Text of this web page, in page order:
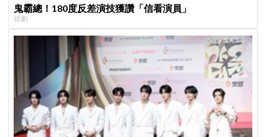
鬼霸總！180度反差演技獲讚「信看演員」
韓劇